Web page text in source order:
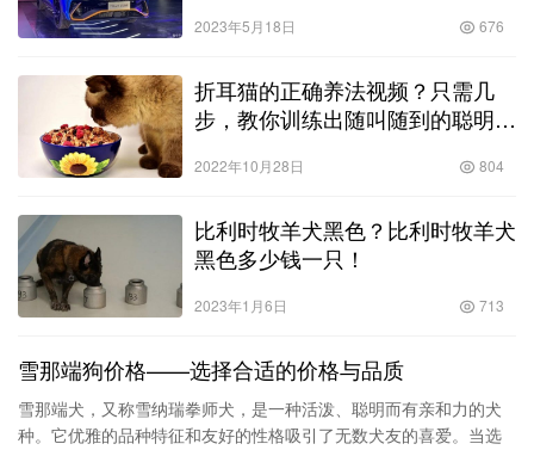
2023年5月18日 676
折耳猫的正确养法视频？只需几
步，教你训练出随叫随到的聪明小
2022年10月28日 804
比利时牧羊犬黑色？比利时牧羊犬
黑色多少钱一只！
2023年1月6日 713
雪那端狗价格——选择合适的价格与品质
雪那端犬，又称雪纳瑞拳师犬，是一种活泼、聪明而有亲和力的犬
种。它优雅的品种特征和友好的性格吸引了无数犬友的喜爱。当选